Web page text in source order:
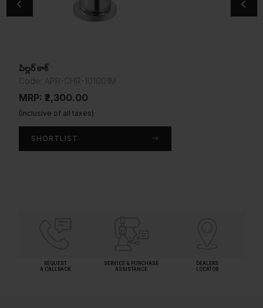
పిల్లర్ కాక్
MRP: ₹2,300.00
(Inclusive of all taxes)
SHORTLIST
సెంట్రల్ హోల్ బేసిన్ మిక్సర్
MRP: ₹4,550.00
(Inclusive of all taxes)
SHORTLIST
REQUEST
A CALLBACK
SERVICE & PURCHASE
ASSISTANCE
DEALERS
LOCATOR